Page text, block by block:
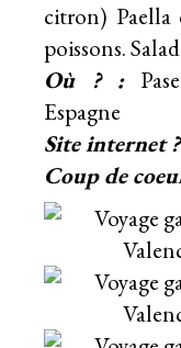
citron) Paella
poissons.
Où ? :
Espagne
Site internet
Coup de